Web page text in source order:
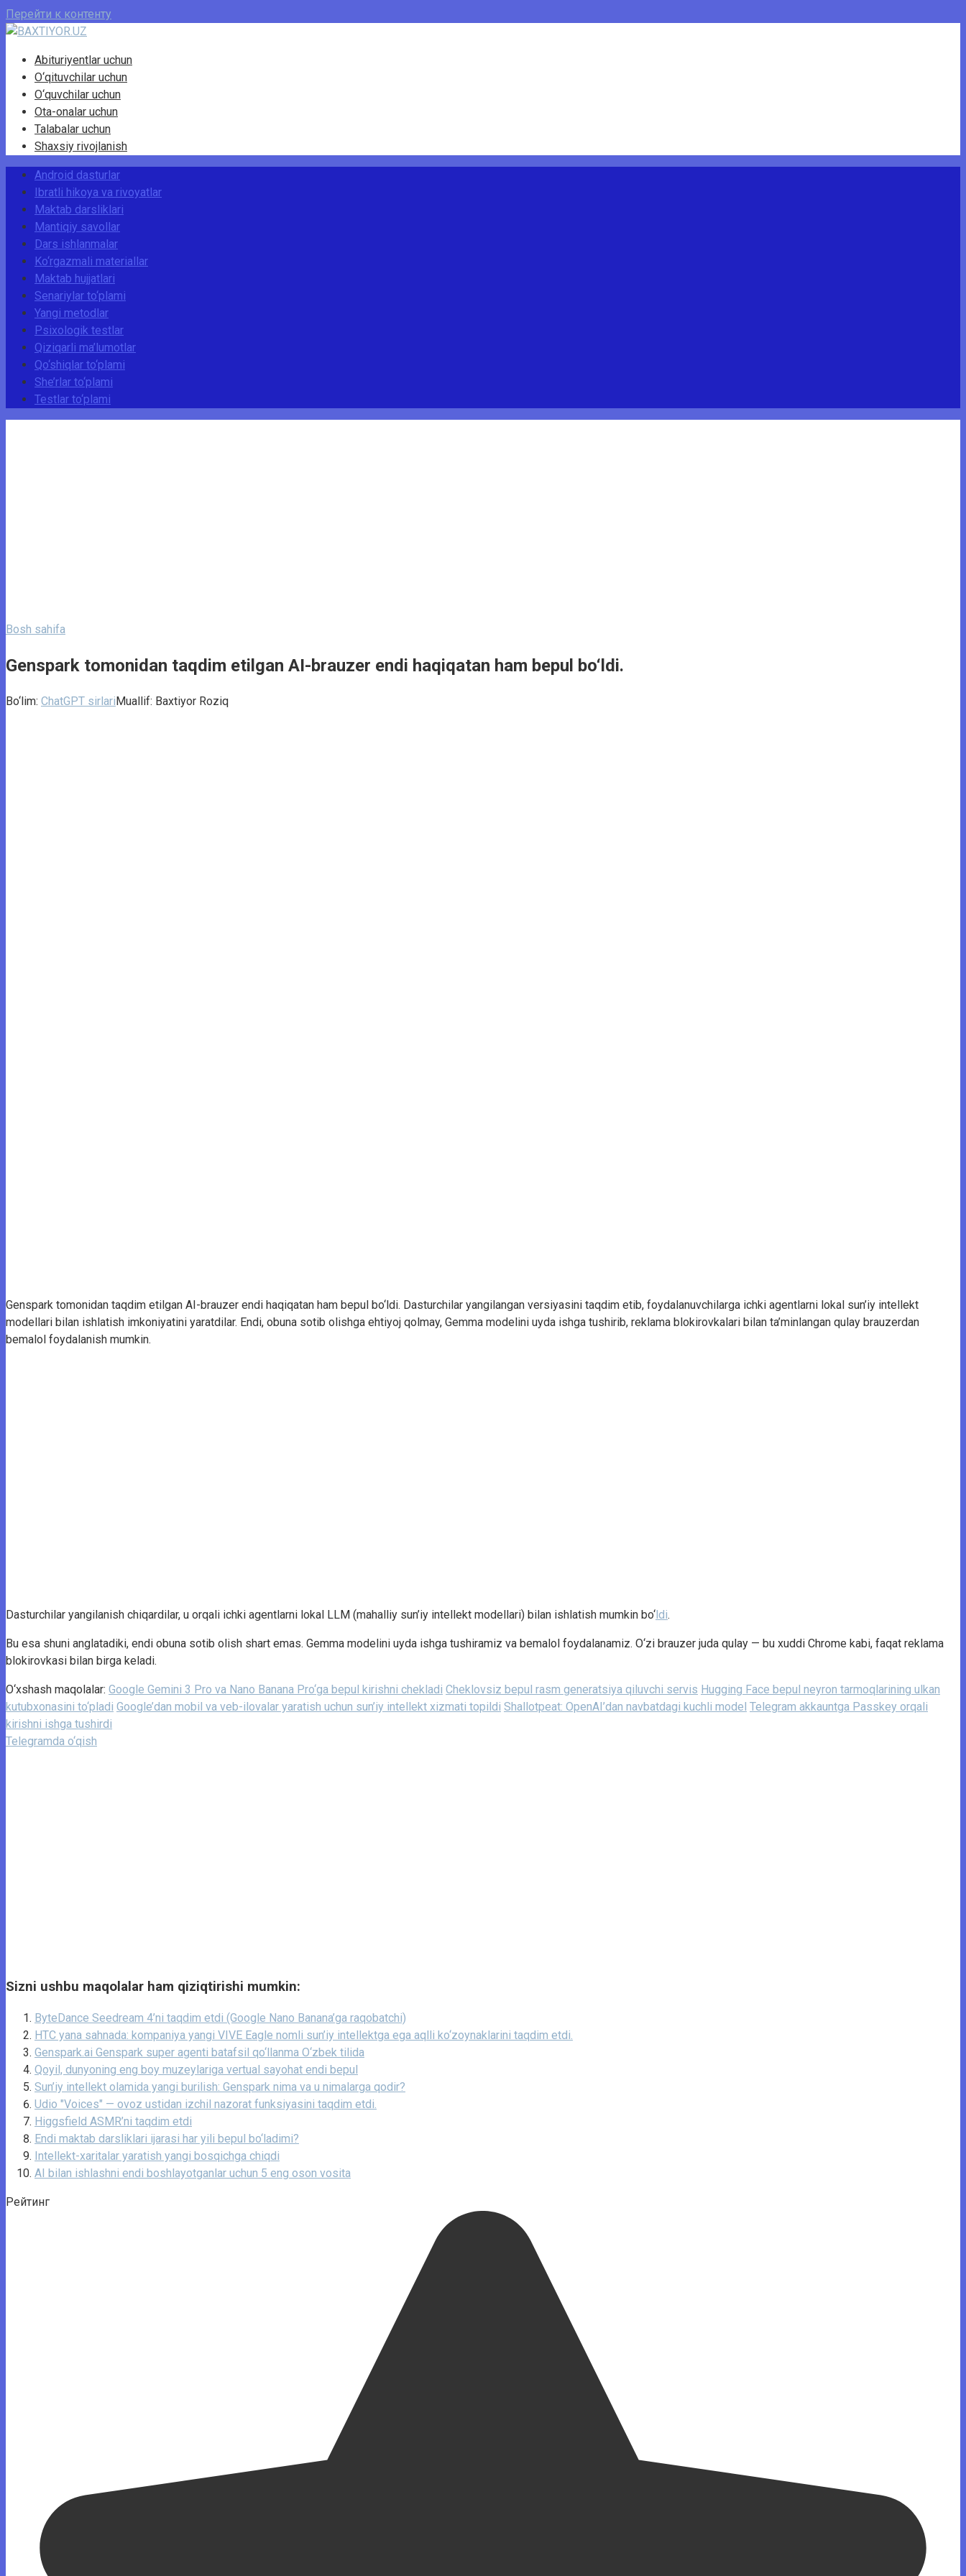
Перейти к контенту
Abituriyentlar uchun
O‘qituvchilar uchun
O‘quvchilar uchun
Ota-onalar uchun
Talabalar uchun
Shaxsiy rivojlanish
Android dasturlar
Ibratli hikoya va rivoyatlar
Maktab darsliklari
Mantiqiy savollar
Dars ishlanmalar
Ko‘rgazmali materiallar
Maktab hujjatlari
Senariylar to‘plami
Yangi metodlar
Psixologik testlar
Qiziqarli ma’lumotlar
Qo‘shiqlar to‘plami
She’rlar to‘plami
Testlar to‘plami
Bosh sahifa
Genspark tomonidan taqdim etilgan AI-brauzer endi haqiqatan ham bepul bo‘ldi.
Bo‘lim: ChatGPT sirlariMuallif: Baxtiyor Roziq
Genspark tomonidan taqdim etilgan AI-brauzer endi haqiqatan ham bepul bo‘ldi. Dasturchilar yangilangan versiyasini taqdim etib, foydalanuvchilarga ichki agentlarni lokal sun’iy intellekt
modellari bilan ishlatish imkoniyatini yaratdilar. Endi, obuna sotib olishga ehtiyoj qolmay, Gemma modelini uyda ishga tushirib, reklama blokirovkalari bilan ta’minlangan qulay brauzerdan
bemalol foydalanish mumkin.
Dasturchilar yangilanish chiqardilar, u orqali ichki agentlarni lokal LLM (mahalliy sun’iy intellekt modellari) bilan ishlatish mumkin bo‘ldi.
Bu esa shuni anglatadiki, endi obuna sotib olish shart emas. Gemma modelini uyda ishga tushiramiz va bemalol foydalanamiz. O‘zi brauzer juda qulay — bu xuddi Chrome kabi, faqat reklama
blokirovkasi bilan birga keladi.
O‘xshash maqolalar: Google Gemini 3 Pro va Nano Banana Pro‘ga bepul kirishni chekladi Cheklovsiz bepul rasm generatsiya qiluvchi servis Hugging Face bepul neyron tarmoqlarining ulkan
kutubxonasini to‘pladi Google’dan mobil va veb-ilovalar yaratish uchun sun’iy intellekt xizmati topildi Shallotpeat: OpenAI’dan navbatdagi kuchli model Telegram akkauntga Passkey orqali
kirishni ishga tushirdi
Telegramda o‘qish
Sizni ushbu maqolalar ham qiziqtirishi mumkin:
ByteDance Seedream 4’ni taqdim etdi (Google Nano Banana’ga raqobatchi)
HTC yana sahnada: kompaniya yangi VIVE Eagle nomli sun’iy intellektga ega aqlli ko‘zoynaklarini taqdim etdi.
Genspark.ai Genspark super agenti batafsil qo‘llanma O‘zbek tilida
Qoyil, dunyoning eng boy muzeylariga vertual sayohat endi bepul
Sun’iy intellekt olamida yangi burilish: Genspark nima va u nimalarga qodir?
Udio "Voices" — ovoz ustidan izchil nazorat funksiyasini taqdim etdi.
Higgsfield ASMR’ni taqdim etdi
Endi maktab darsliklari ijarasi har yili bepul bo‘ladimi?
Intellekt-xaritalar yaratish yangi bosqichga chiqdi
AI bilan ishlashni endi boshlayotganlar uchun 5 eng oson vosita
Рейтинг